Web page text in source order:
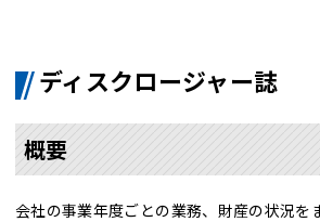
ディスクロージャー誌
概要
会社の事業年度ごとの業務、財産の状況を